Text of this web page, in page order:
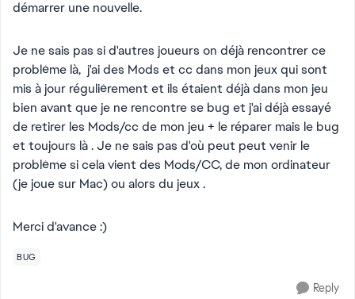
démarrer une nouvelle.
Je ne sais pas si d'autres joueurs on déjà rencontrer ce
problème là, j'ai des Mods et cc dans mon jeux qui sont
mis à jour régulièrement et ils étaient déjà dans mon jeu
bien avant que je ne rencontre se bug et j'ai déjà essayé
de retirer les Mods/cc de mon jeu + le réparer mais le bug
et toujours là . Je ne sais pas d'où peut peut venir le
problème si cela vient des Mods/CC, de mon ordinateur
(je joue sur Mac) ou alors du jeux .
Merci d'avance :)
BUG
Reply